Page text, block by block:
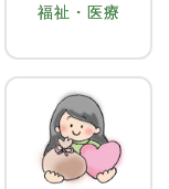
福祉・医療